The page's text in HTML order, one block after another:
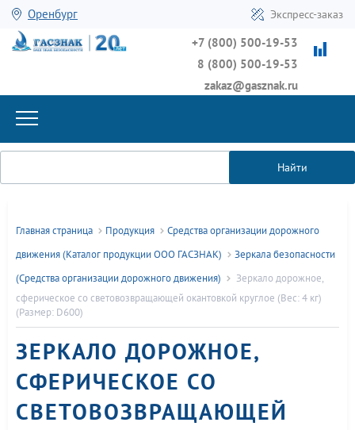
Оренбург Экспресс-заказ
+7 (800) 500-19-53
8 (800) 500-19-53
zakaz@gasznak.ru
Найти
Главная страница Продукция
Средства организации дорожного
движения (Каталог продукции ООО ГАСЗНАК)
Зеркала безопасности
(Средства организации дорожного движения)
Зеркало дорожное,
сферическое со световозвращающей окантовкой круглое (Вес: 4 кг)
(Размер: D600)
ЗЕРКАЛО ДОРОЖНОЕ,
СФЕРИЧЕСКОЕ СО
СВЕТОВОЗВРАЩАЮЩЕЙ